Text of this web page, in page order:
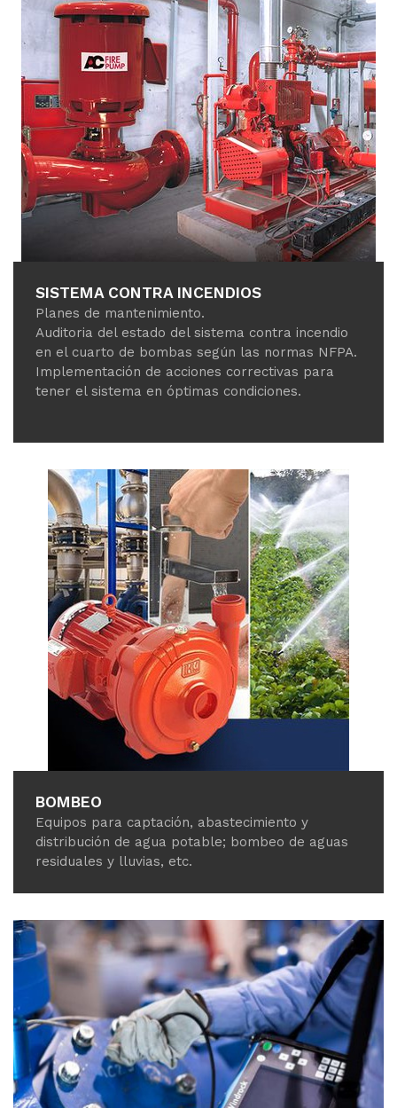
SISTEMA CONTRA INCENDIOS
Planes de mantenimiento.
Auditoria del estado del sistema contra incendio
en el cuarto de bombas según las normas NFPA.
Implementación de acciones correctivas para
tener el sistema en óptimas condiciones.
BOMBEO
Equipos para captación, abastecimiento y
distribución de agua potable; bombeo de aguas
residuales y lluvias, etc.